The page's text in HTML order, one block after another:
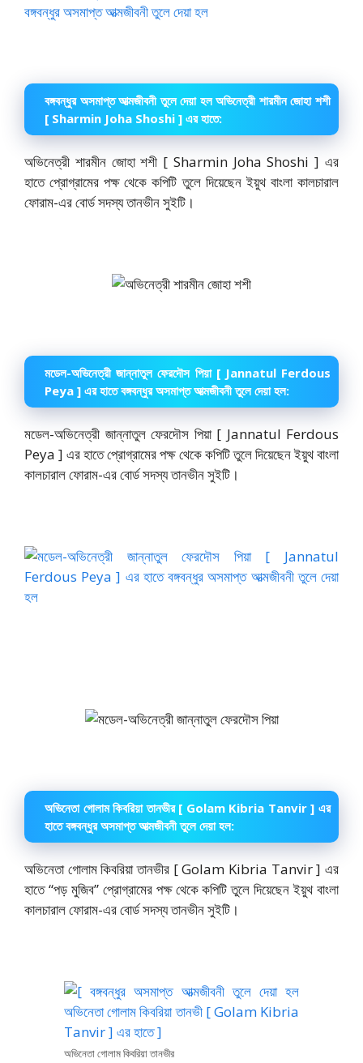
বঙ্গবন্ধুর অসমাপ্ত আত্মজীবনী তুলে দেয়া হল অভিনেত্রী শারমীন জোহা শশী
[ Sharmin Joha Shoshi ] এর হাতে:
অভিনেত্রী শারমীন জোহা শশী [ Sharmin Joha Shoshi ] এর
হাতে প্রোগ্রামের পক্ষ থেকে কপিটি তুলে দিয়েছেন ইয়ুথ বাংলা কালচারাল
ফোরাম-এর বোর্ড সদস্য তানভীন সুইটি।
মডেল-অভিনেত্রী জান্নাতুল ফেরদৌস পিয়া [ Jannatul Ferdous
Peya ] এর হাতে বঙ্গবন্ধুর অসমাপ্ত আত্মজীবনী তুলে দেয়া হল:
মডেল-অভিনেত্রী জান্নাতুল ফেরদৌস পিয়া [ Jannatul Ferdous
Peya ] এর হাতে প্রোগ্রামের পক্ষ থেকে কপিটি তুলে দিয়েছেন ইয়ুথ বাংলা
কালচারাল ফোরাম-এর বোর্ড সদস্য তানভীন সুইটি।
অভিনেতা গোলাম কিবরিয়া তানভীর [ Golam Kibria Tanvir ] এর
হাতে বঙ্গবন্ধুর অসমাপ্ত আত্মজীবনী তুলে দেয়া হল:
অভিনেতা গোলাম কিবরিয়া তানভীর [ Golam Kibria Tanvir ] এর
হাতে “পড় মুজিব” প্রোগ্রামের পক্ষ থেকে কপিটি তুলে দিয়েছেন ইয়ুথ বাংলা
কালচারাল ফোরাম-এর বোর্ড সদস্য তানভীন সুইটি।
অভিনেতা গোলাম কিবরিয়া তানভীর